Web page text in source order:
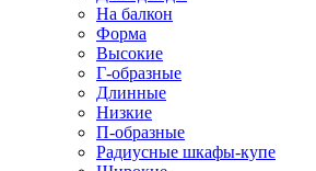
На балкон
Форма
Высокие
Г-образные
Длинные
Низкие
П-образные
Радиусные шкафы-купе